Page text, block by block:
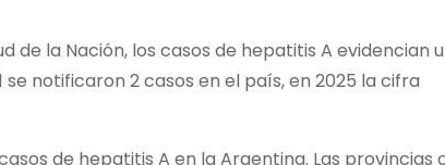
de la Nación, los casos de hepatitis A evidencian
notificaron 2 casos en el país, en 2025 la cifra
de hepatitis A en la Argentina. Las provincias